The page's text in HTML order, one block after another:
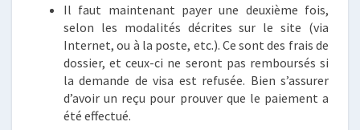
Il faut maintenant payer une deuxième fois,
selon les modalités décrites sur le site (via
Internet, ou à la poste, etc.). Ce sont des frais de
dossier, et ceux-ci ne seront pas remboursés si
la demande de visa est refusée. Bien s’assurer
d’avoir un reçu pour prouver que le paiement a
été effectué.